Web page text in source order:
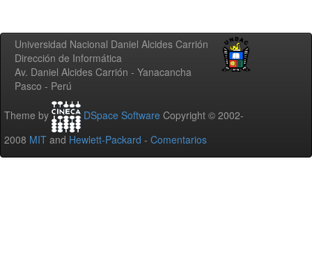
Universidad Nacional Daniel Alcides Carrión
Dirección de Informática
Av. Daniel Alcides Carrión - Yanacancha
Pasco - Perú
Theme by DSpace Software Copyright © 2002-
2008 MIT and Hewlett-Packard - Comentarios